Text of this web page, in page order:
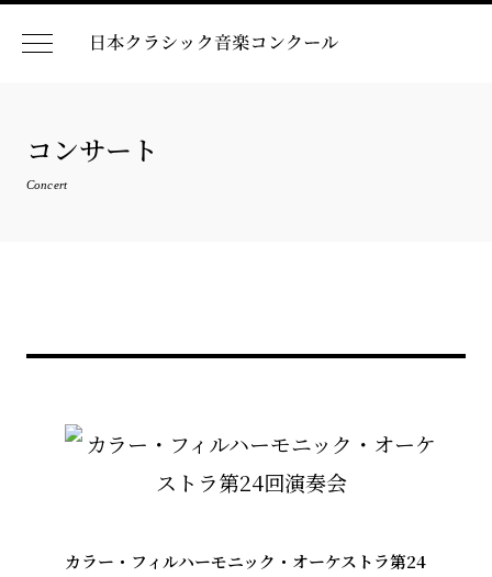
コンサート
Concert
カラー・フィルハーモニック・オーケストラ第24